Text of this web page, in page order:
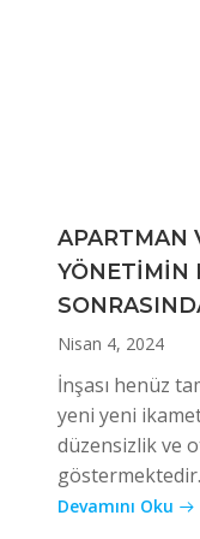
APARTMAN
YÖNETİMİN
Nisan 4, 2024
İnşası henüz
yeni yeni
düzensizlik ve
Devamını Oku